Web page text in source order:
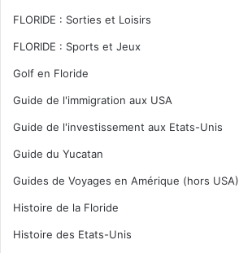
FLORIDE : Sorties et Loisirs
FLORIDE : Sports et Jeux
Golf en Floride
Guide de l'immigration aux USA
Guide de l'investissement aux Etats-Unis
Guide du Yucatan
Guides de Voyages en Amérique (hors USA)
Histoire de la Floride
Histoire des Etats-Unis